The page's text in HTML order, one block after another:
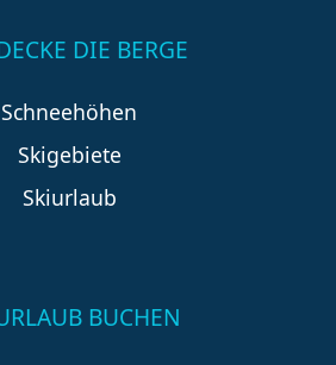
DIE BERGE
Schneehöhen
Skigebiete
Skiurlaub
BUCHEN